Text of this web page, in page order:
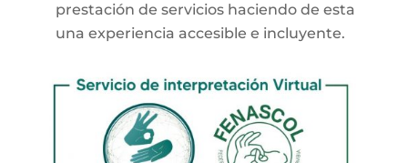
prestación de servicios haciendo de esta
una experiencia accesible e incluyente.